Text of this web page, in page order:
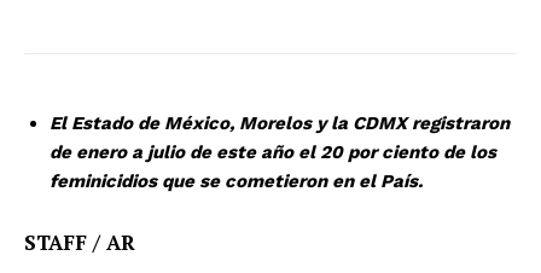
El Estado de México, Morelos y la CDMX registraron
de enero a julio de este año el 20 por ciento de los
feminicidios que se cometieron en el País.
STAFF / AR